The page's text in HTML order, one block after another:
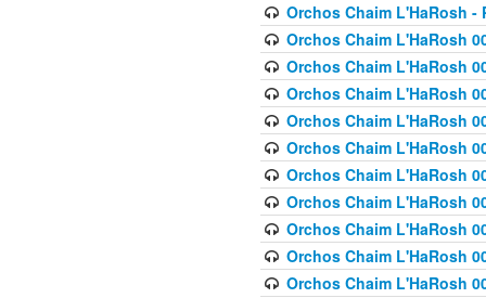
Orchos Chaim L'HaRosh -
Orchos Chaim L'HaRosh
Orchos Chaim L'HaRosh
Orchos Chaim L'HaRosh
Orchos Chaim L'HaRosh
Orchos Chaim L'HaRosh
Orchos Chaim L'HaRosh
Orchos Chaim L'HaRosh
Orchos Chaim L'HaRosh
Orchos Chaim L'HaRosh
Orchos Chaim L'HaRosh